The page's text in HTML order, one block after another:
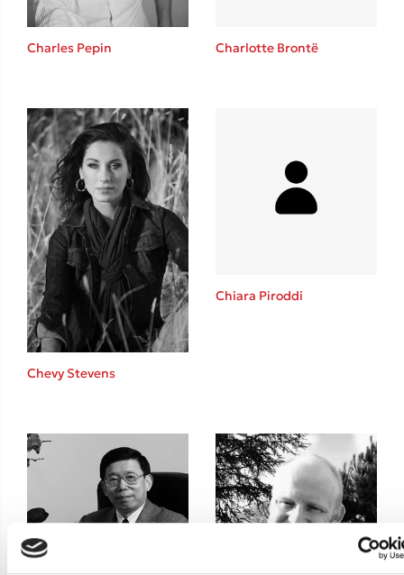
Sebastian Fitzek
Freida McFadden
Mimi Matthews
Benzamin Bécue
Rebecca Yarros
Teo Benedetti
Τζένη Κουτσοδημητροπούλου
Emily Henry
Ali Hazelwood
Cori Doerrfeld
Pierdomenico Baccalario
Δανάη Ιμπραχήμ
Τεστ: Ποιο αστυνομικό βιβλίο σου ταιριάζει για το καλοκαίρι;
3 βιβλία βασισμένα σε αληθινά γεγονότα!
Ο εθισμός των παιδιών στις οθόνες δεν είναι «το πρόβλημα»
Μια λέξη που συχνά νιώθεις αλλά την αγνοείς
Τι είναι η νευροποικιλότητα; Η Δρ. Δανάη Δεληγεώργη απαντά!
Συγχαρητήρια, Πέθανες! Μια ξενάγηση στον Άδη της ελληνικής
Charles Pepin Charlotte Brontë
Chevy Stevens
Chiara Piroddi